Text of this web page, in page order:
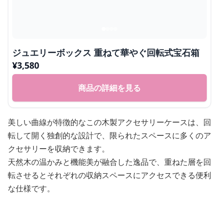
ジュエリーボックス 重ねて華やぐ回転式宝石箱
¥3,580
商品の詳細を見る
美しい曲線が特徴的なこの木製アクセサリーケースは、回
転して開く独創的な設計で、限られたスペースに多くのア
クセサリーを収納できます。
天然木の温かみと機能美が融合した逸品で、重ねた層を回
転させるとそれぞれの収納スペースにアクセスできる便利
な仕様です。